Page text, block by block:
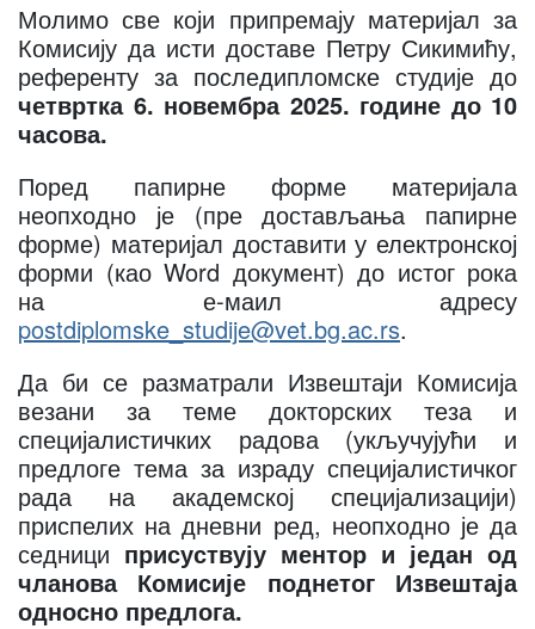
Молимо све који припремају материјал за
Комисију да исти доставе Петру Сикимићу,
референту за последипломске студије до
четвртка 6. новембра 2025. године до 10
часова.
Поред папирне форме материјала
неопходно је (пре достављања папирне
форме) материјал доставити у електронској
форми (као Word документ) до истог рока
на е-маил адресу
postdiplomske_studije@vet.bg.ac.rs.
Да би се разматрали Извештаји Комисија
везани за теме докторских теза и
специјалистичких радова (укључујући и
предлоге тема за израду специјалистичког
рада на академској специјализацији)
приспелих на дневни ред, неопходно је да
седници присуствују ментор и један од
чланова Комисије поднетог Извештаја
односно предлога.